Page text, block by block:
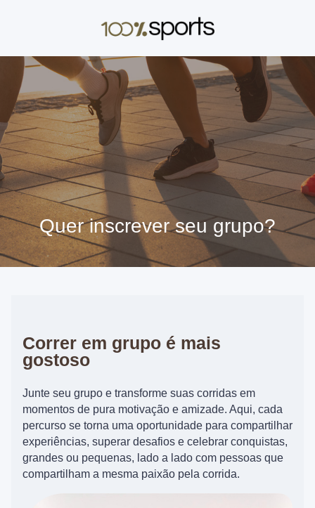
Quer inscrever seu grupo?
Correr em grupo é mais
gostoso
Junte seu grupo e transforme suas corridas em
momentos de pura motivação e amizade. Aqui, cada
percurso se torna uma oportunidade para compartilhar
experiências, superar desafios e celebrar conquistas,
grandes ou pequenas, lado a lado com pessoas que
compartilham a mesma paixão pela corrida.